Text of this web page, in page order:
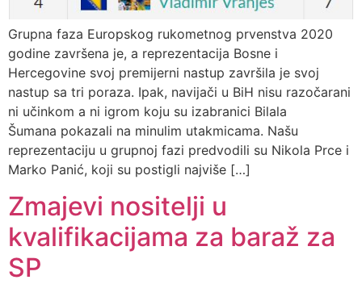
Grupna faza Europskog rukometnog prvenstva 2020
godine završena je, a reprezentacija Bosne i
Hercegovine svoj premijerni nastup završila je svoj
nastup sa tri poraza. Ipak, navijači u BiH nisu razočarani
ni učinkom a ni igrom koju su izabranici Bilala
Šumana pokazali na minulim utakmicama. Našu
reprezentaciju u grupnoj fazi predvodili su Nikola Prce i
Marko Panić, koji su postigli najviše […]
Zmajevi nositelji u
kvalifikacijama za baraž za
SP